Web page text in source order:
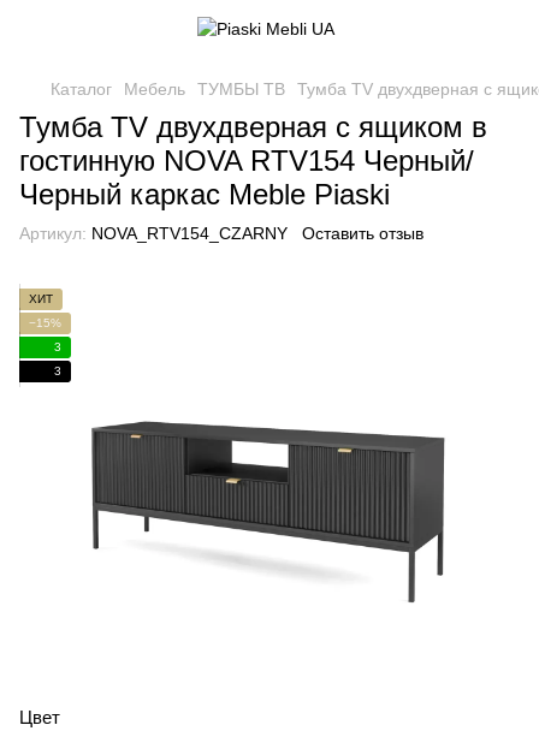
Каталог Мебель ТУМБЫ ТВ Тумба TV двухдверная с
Тумба TV двухдверная с ящиком в
гостинную NOVA RTV154 Черный/
Черный каркас Meble Piaski
Артикул: NOVA_RTV154_CZARNY Оставить отзыв
ХИТ
−15%
3
3
Цвет